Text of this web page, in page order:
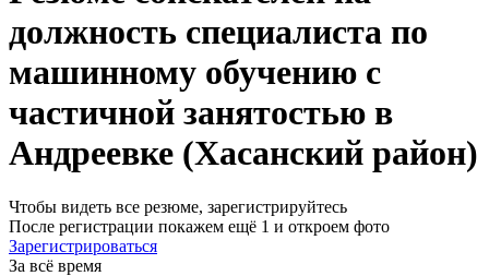
должность специалиста по
машинному обучению с
частичной занятостью в
Андреевке (Хасанский район)
Чтобы видеть все резюме, зарегистрируйтесь
После регистрации покажем ещё 1 и откроем фото
Зарегистрироваться
За всё время